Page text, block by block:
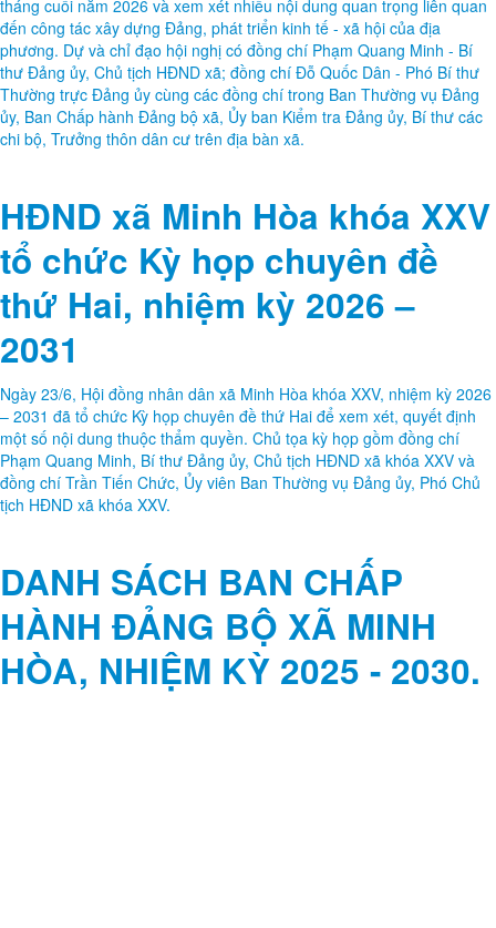
tháng cuối năm 2026 và xem xét nhiều nội dung quan trọng liên quan
đến công tác xây dựng Đảng, phát triển kinh tế - xã hội của địa
phương. Dự và chỉ đạo hội nghị có đồng chí Phạm Quang Minh - Bí
thư Đảng ủy, Chủ tịch HĐND xã; đồng chí Đỗ Quốc Dân - Phó Bí thư
Thường trực Đảng ủy cùng các đồng chí trong Ban Thường vụ Đảng
ủy, Ban Chấp hành Đảng bộ xã, Ủy ban Kiểm tra Đảng ủy, Bí thư các
chi bộ, Trưởng thôn dân cư trên địa bàn xã.
HĐND xã Minh Hòa khóa XXV
tổ chức Kỳ họp chuyên đề
thứ Hai, nhiệm kỳ 2026 –
2031
Ngày 23/6, Hội đồng nhân dân xã Minh Hòa khóa XXV, nhiệm kỳ 2026
– 2031 đã tổ chức Kỳ họp chuyên đề thứ Hai để xem xét, quyết định
một số nội dung thuộc thẩm quyền. Chủ tọa kỳ họp gồm đồng chí
Phạm Quang Minh, Bí thư Đảng ủy, Chủ tịch HĐND xã khóa XXV và
đồng chí Trần Tiến Chức, Ủy viên Ban Thường vụ Đảng ủy, Phó Chủ
tịch HĐND xã khóa XXV.
DANH SÁCH BAN CHẤP
HÀNH ĐẢNG BỘ XÃ MINH
HÒA, NHIỆM KỲ 2025 - 2030.